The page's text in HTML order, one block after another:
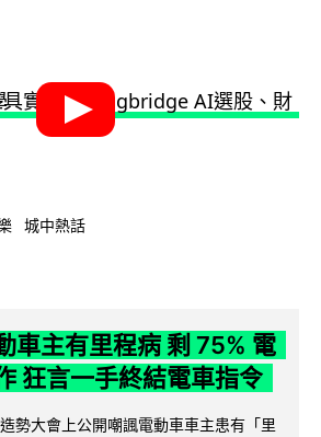
城中熱話
車主有里程病 剩 75% 電
狂言一手終結電車指令
勢大會上公開嘲諷電動車車主患有「里